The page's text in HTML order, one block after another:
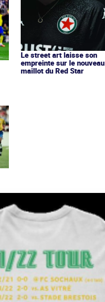
Le street art laisse son
empreinte sur le nouveau
maillot du Red Star